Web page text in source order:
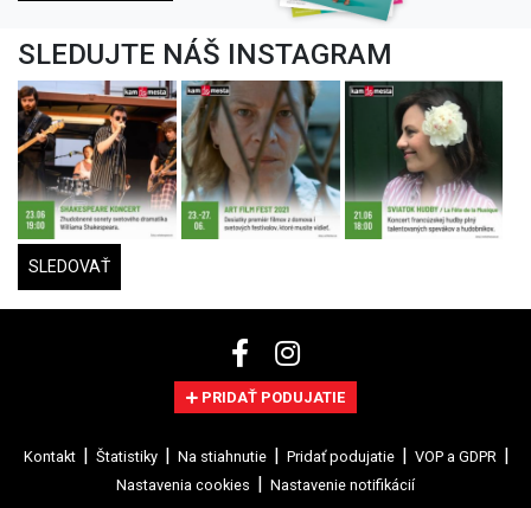
SLEDUJTE NÁŠ INSTAGRAM
SLEDOVAŤ
PRIDAŤ PODUJATIE
Kontakt Štatistiky Na stiahnutie Pridať podujatie
VOP a GDPR
Nastavenia cookies
Nastavenie notifikácií